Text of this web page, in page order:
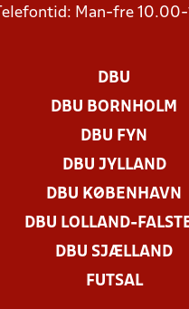
Telefontid: Man-fre
DBU
DBU BORNHOLM
DBU FYN
DBU JYLLAND
DBU KØBENHAVN
DBU LOLLAND-
DBU SJÆLLAND
FUTSAL